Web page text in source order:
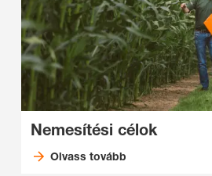
Nemesítési célok
Olvass tovább